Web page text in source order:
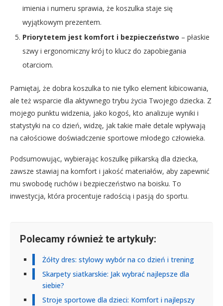
imienia i numeru sprawia, że koszulka staje się
wyjątkowym prezentem.
Priorytetem jest komfort i bezpieczeństwo – płaskie
szwy i ergonomiczny krój to klucz do zapobiegania
otarciom.
Pamiętaj, że dobra koszulka to nie tylko element kibicowania,
ale też wsparcie dla aktywnego trybu życia Twojego dziecka. Z
mojego punktu widzenia, jako kogoś, kto analizuje wyniki i
statystyki na co dzień, widzę, jak takie małe detale wpływają
na całościowe doświadczenie sportowe młodego człowieka.
Podsumowując, wybierając koszulkę piłkarską dla dziecka,
zawsze stawiaj na komfort i jakość materiałów, aby zapewnić
mu swobodę ruchów i bezpieczeństwo na boisku. To
inwestycja, która procentuje radością i pasją do sportu.
Polecamy również te artykuły:
Żółty dres: stylowy wybór na co dzień i trening
Skarpety siatkarskie: Jak wybrać najlepsze dla
siebie?
Stroje sportowe dla dzieci: Komfort i najlepszy